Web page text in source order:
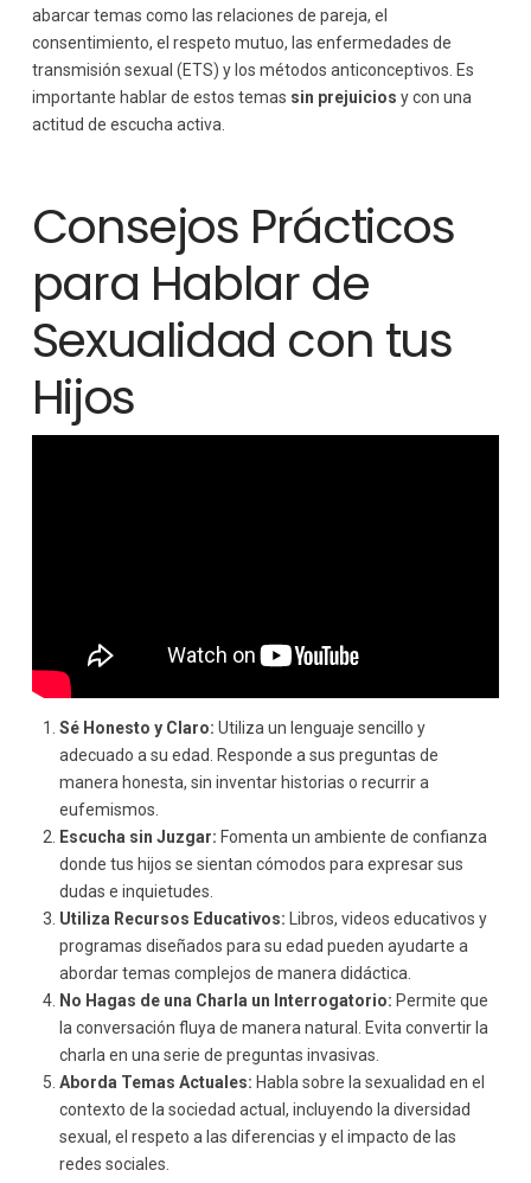
abarcar temas como las relaciones de pareja, el
consentimiento, el respeto mutuo, las enfermedades de
transmisión sexual (ETS) y los métodos anticonceptivos. Es
importante hablar de estos temas sin prejuicios y con una
actitud de escucha activa.
Consejos Prácticos
para Hablar de
Sexualidad con tus
Hijos
Sé Honesto y Claro: Utiliza un lenguaje sencillo y
adecuado a su edad. Responde a sus preguntas de
manera honesta, sin inventar historias o recurrir a
eufemismos.
Escucha sin Juzgar: Fomenta un ambiente de confianza
donde tus hijos se sientan cómodos para expresar sus
dudas e inquietudes.
Utiliza Recursos Educativos: Libros, videos educativos y
programas diseñados para su edad pueden ayudarte a
abordar temas complejos de manera didáctica.
No Hagas de una Charla un Interrogatorio: Permite que
la conversación fluya de manera natural. Evita convertir la
charla en una serie de preguntas invasivas.
Aborda Temas Actuales: Habla sobre la sexualidad en el
contexto de la sociedad actual, incluyendo la diversidad
sexual, el respeto a las diferencias y el impacto de las
redes sociales.